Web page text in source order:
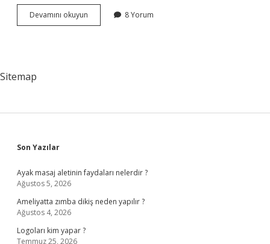
Devamını okuyun
Doğu
8 Yorum
Sitemap
Sidebar
Son Yazılar
Ayak masaj aletinin faydaları nelerdir ?
Ağustos 5, 2026
Ameliyatta zımba dikiş neden yapılır ?
Ağustos 4, 2026
Logoları kim yapar ?
Temmuz 25, 2026